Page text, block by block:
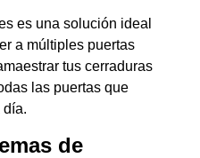
es una solución ideal
a múltiples puertas
tus cerraduras
las puertas que
día.
de